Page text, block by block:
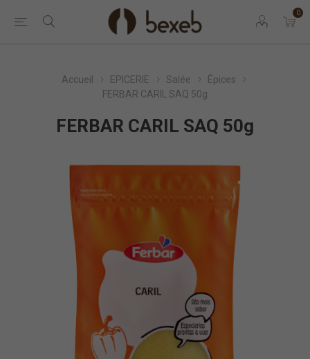
0
Accueil EPICERIE Salée
Épices
FERBAR CARIL SAQ 50g
FERBAR CARIL SAQ 50g